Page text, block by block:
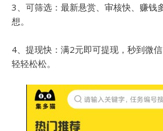
3、可筛选：最新悬赏、审核快、赚钱
想。
4、提现快：满2元即可提现，秒到微
轻轻松松。